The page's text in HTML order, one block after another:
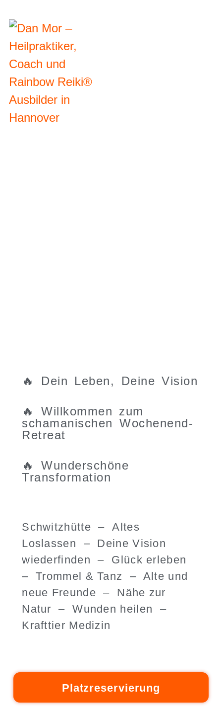
🔥 Dein Leben, Deine Vision
🔥 Willkommen zum
schamanischen Wochenend-
Retreat
🔥 Wunderschöne
Transformation
Schwitzhütte –Altes
Loslassen – Deine Vision
wiederfinden – Glück erleben
–Trommel & Tanz – Alte und
neue Freunde – Nähe zur
Natur –Wunden heilen –
Krafttier Medizin
Platzreservierung